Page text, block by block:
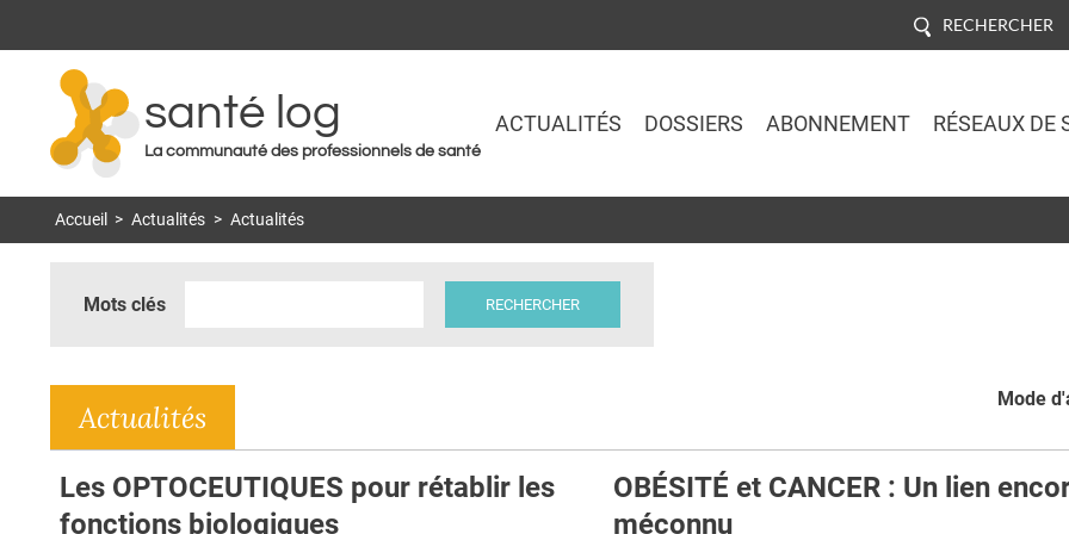
RECHERCHER
santé log
La communauté des professionnels de santé
ACTUALITÉS DOSSIERS ABONNEMENT RÉSEAUX DE
Accueil > Actualités > Actualités
Mots clés
Mode
Actualités
Les OPTOCEUTIQUES pour rétablir les
fonctions biologiques
OBÉSITÉ et CANCER : Un lien
méconnu